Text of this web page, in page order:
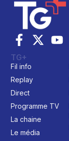
TG+
Fil info
Replay
Direct
Programme TV
La chaine
Le média